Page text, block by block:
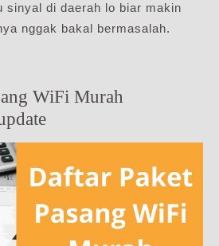
sinyal di daerah lo biar makin
nggak bakal bermasalah.
WiFi Murah